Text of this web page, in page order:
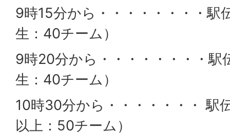
9時15分から・・・・・・・・駅
生：40チーム）
9時20分から・・・・・・・・駅
生：40チーム）
10時30分から・・・・・・・ 駅
以上：50チーム）